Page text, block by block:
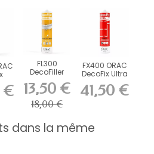
ml
€
FL300
DecoFiller
13,50 €
18,00 €
FX400 ORAC
DecoFix Ultra
270 ml
41,50 €
dans la même